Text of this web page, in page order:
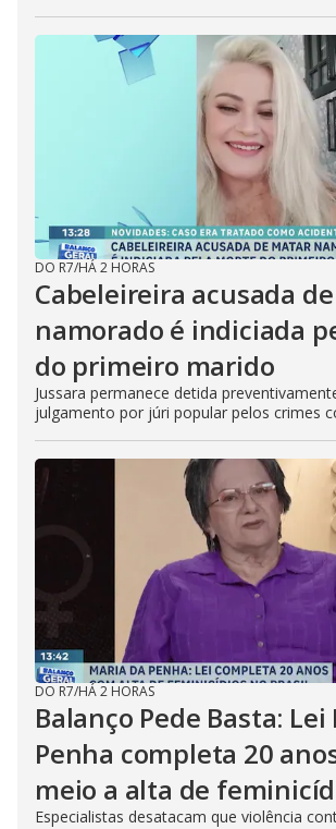
DO R7/HÁ 2 HORAS
Cabeleireira acusada
namorado é indiciada
do primeiro marido
Jussara permanece detida
julgamento por júri popular pelos crimes
DO R7/HÁ 2 HORAS
Balanço Pede Basta:
Penha completa 20
meio a alta de
Especialistas desatacam que violência